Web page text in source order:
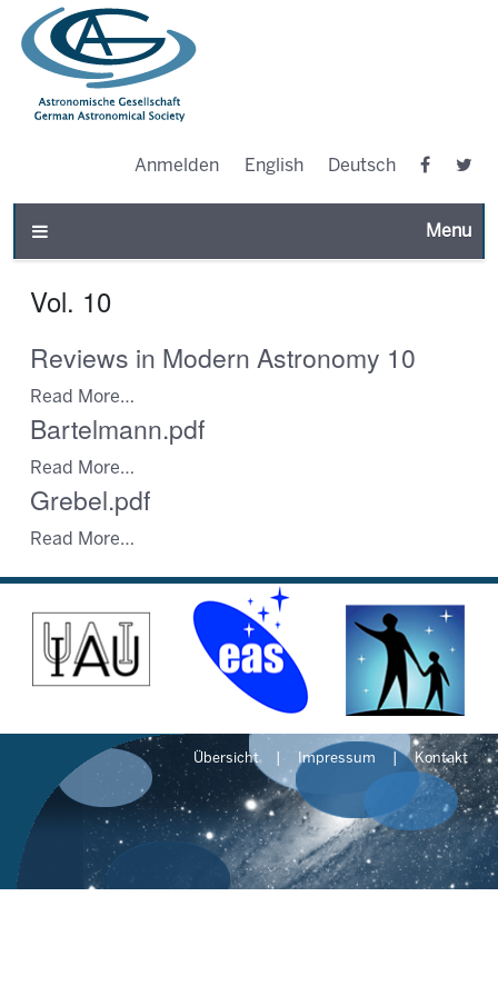
Anmelden English Deutsch
Toggle
Vol. 10
Reviews in Modern Astronomy 10
Read More…
Bartelmann.pdf
Read More…
Grebel.pdf
Read More…
Übersicht Impressum Kontakt